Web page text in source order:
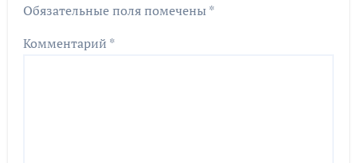
Обязательные поля помечены *
Комментарий *